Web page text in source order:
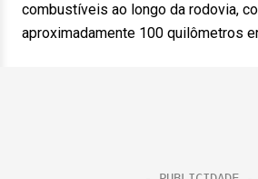
combustíveis ao longo da rodovia,
aproximadamente 100 quilômetros